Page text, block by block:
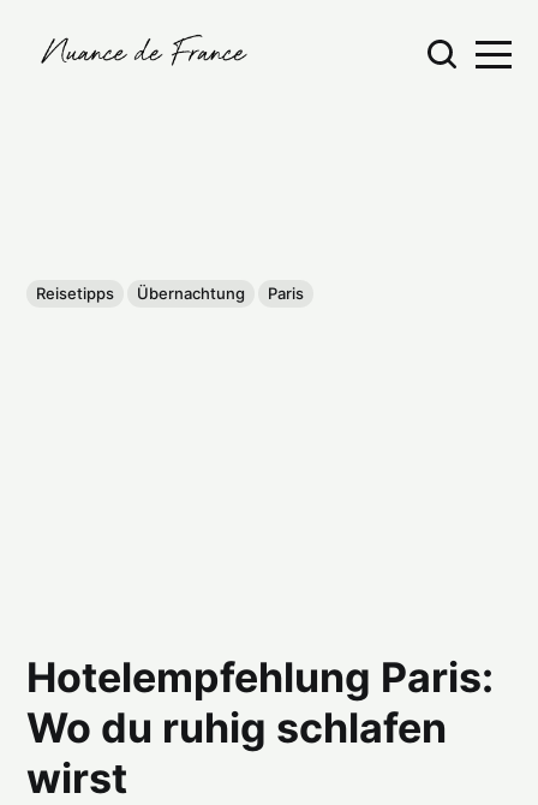
Reisetipps Übernachtung Paris
Hotelempfehlung Paris:
Wo du ruhig schlafen
wirst